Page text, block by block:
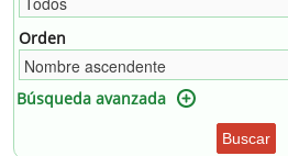
Orden
Búsqueda avanzada
Buscar